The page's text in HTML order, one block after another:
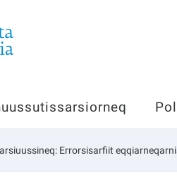
Errorsisarfiit